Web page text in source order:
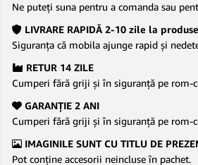
Ne puteţi suna pentru a comanda sau
LIVRARE RAPIDĂ 2-10 zile la
Siguranţa că mobila ajunge rapid şi
RETUR 14 ZILE
Cumperi fără griji şi în siguranţă pe rom-
GARANŢIE 2 ANI
Cumperi fără griji şi în siguranţă pe rom-
IMAGINILE SUNT CU TITLU DE
Pot conține accesorii neincluse în pachet.